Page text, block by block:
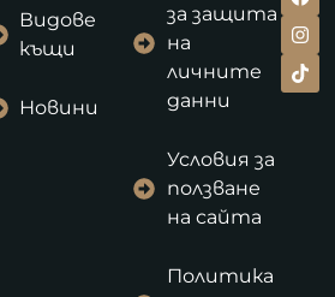
Видове
къщи
Новини
за защита
на
личните
данни
Условия за
ползване
на сайта
Политика